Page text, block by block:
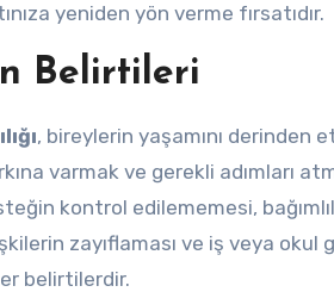
yeniden yön verme fırsatıdır.
Belirtileri
, bireylerin yaşamını derinden
varmak ve gerekli adımları
kontrol edilememesi,
zayıflaması ve iş veya
belirtilerdir.